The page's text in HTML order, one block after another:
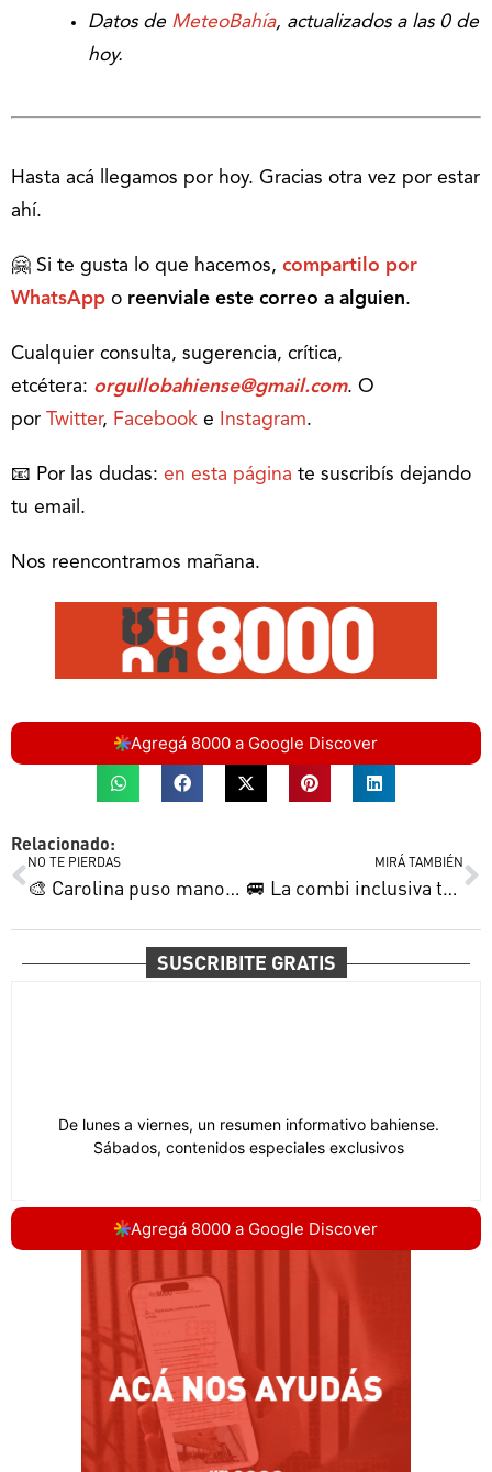
Datos de MeteoBahía, actualizados a las 0 de
hoy.
Hasta acá llegamos por hoy. Gracias otra vez por estar
ahí.
🤗 Si te gusta lo que hacemos, compartilo por
WhatsApp o reenviale este correo a alguien.
Cualquier consulta, sugerencia, crítica,
etcétera: orgullobahiense@gmail.com. O
por
Twitter, Facebook e Instagram.
📧 Por las dudas: en esta página te suscribís dejando
tu email.
Nos reencontramos mañana.
Agregá 8000 a Google Discover
Relacionado:
NO TE PIERDAS MIRÁ TAMBIÉN
SUSCRIBITE GRATIS
Agregá 8000 a Google Discover